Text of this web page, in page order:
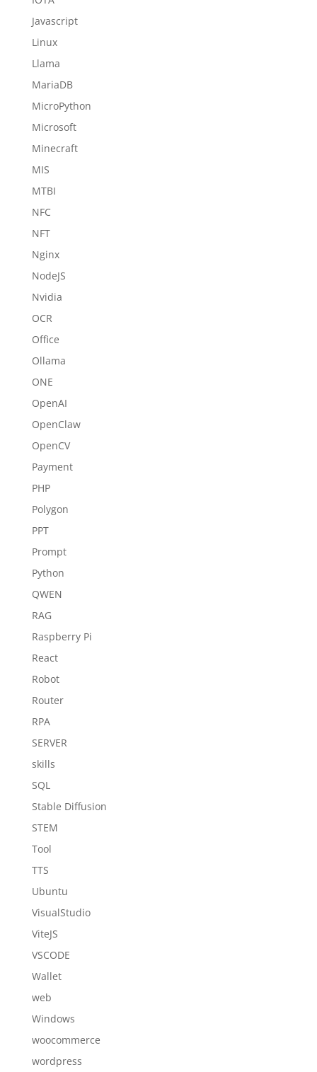
Javascript
Linux
Llama
MariaDB
MicroPython
Microsoft
Minecraft
MIS
MTBI
NFC
NFT
Nginx
NodeJS
Nvidia
OCR
Office
Ollama
ONE
OpenAI
OpenClaw
OpenCV
Payment
PHP
Polygon
PPT
Prompt
Python
QWEN
RAG
Raspberry Pi
React
Robot
Router
RPA
SERVER
skills
SQL
Stable Diffusion
STEM
Tool
TTS
Ubuntu
VisualStudio
ViteJS
VSCODE
Wallet
web
Windows
woocommerce
wordpress